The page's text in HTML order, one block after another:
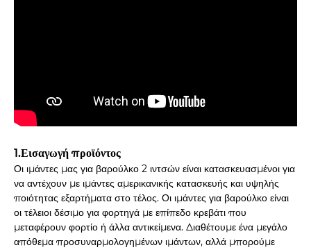
1.Εισαγωγή προϊόντος
Οι ιμάντες μας για βαρούλκο 2 ιντσών είναι κατασκευασμένοι για
να αντέχουν με ιμάντες αμερικανικής κατασκευής και υψηλής
ποιότητας εξαρτήματα στο τέλος. Οι ιμάντες για βαρούλκο είναι
οι τέλειοι δέσιμο για φορτηγά με επίπεδο κρεβάτι που
μεταφέρουν φορτίο ή άλλα αντικείμενα. Διαθέτουμε ένα μεγάλο
απόθεμα προσυναρμολογημένων ιμάντων, αλλά μπορούμε